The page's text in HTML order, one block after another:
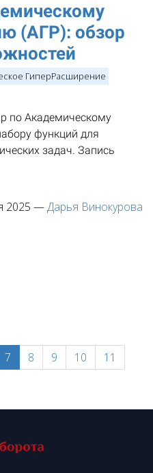
(АГР): обзор
ГиперРасширение
по Академическому
функций для
задач. Запись
2025 —Дарья Винокурова
7 8 9 10
11